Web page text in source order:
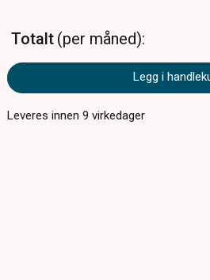
Totalt per måned
Legg i
Leveres innen9 virkedager